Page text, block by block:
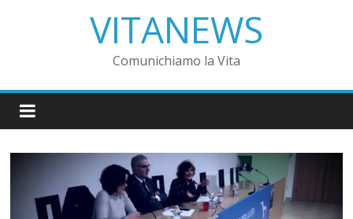
VITANEWS
Comunichiamo la Vita